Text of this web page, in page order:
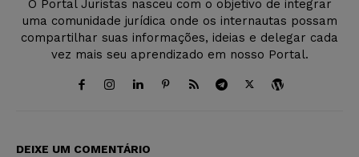
O Portal Juristas nasceu com o objetivo de integrar
uma comunidade jurídica onde os internautas possam
compartilhar suas informações, ideias e delegar cada
vez mais seu aprendizado em nosso Portal.
DEIXE UM COMENTÁRIO